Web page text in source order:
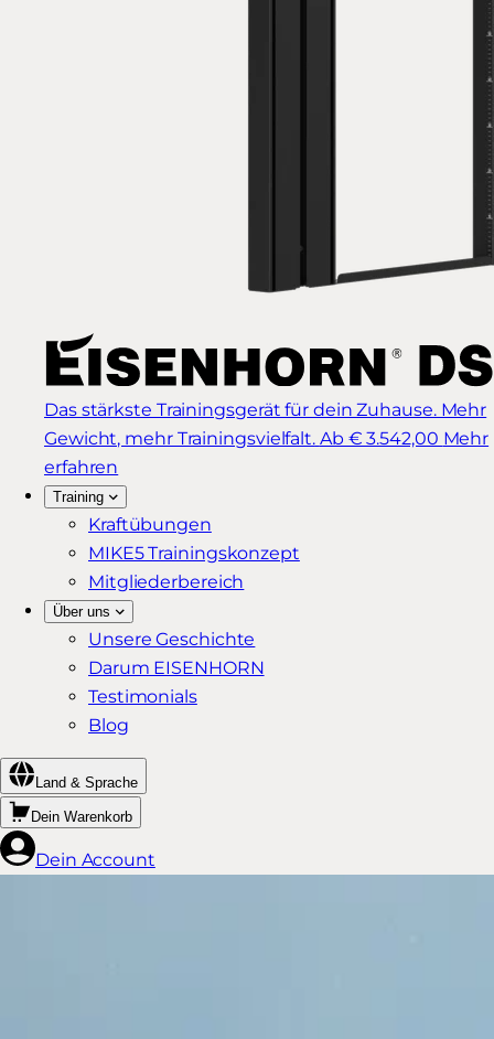
Das stärkste Trainingsgerät für dein Zuhause. Mehr
Gewicht, mehr Trainingsvielfalt. Ab € 3.542,00 Mehr
erfahren
Training
Kraftübungen
MIKE5 Trainingskonzept
Mitgliederbereich
Über uns
Unsere Geschichte
Darum EISENHORN
Testimonials
Blog
Land & Sprache
Dein Warenkorb
Dein Account